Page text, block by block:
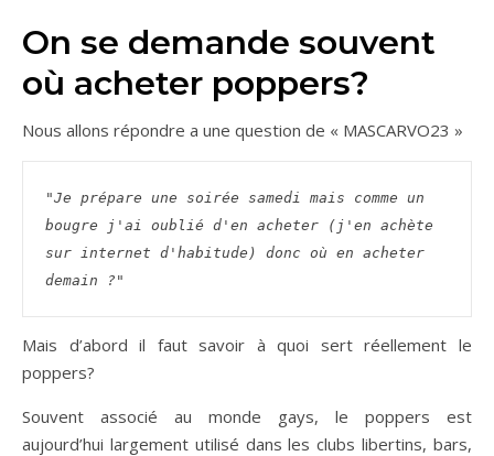
On se demande souvent
où acheter poppers?
Nous allons répondre a une question de « MASCARVO23 »
"Je prépare une soirée samedi mais comme un
bougre j'ai oublié d'en acheter (j'en achète
sur internet d'habitude) donc où en acheter
demain ?"
Mais d’abord il faut savoir à quoi sert réellement le
poppers?
Souvent associé au monde gays, le poppers est
aujourd’hui largement utilisé dans les clubs libertins, bars,